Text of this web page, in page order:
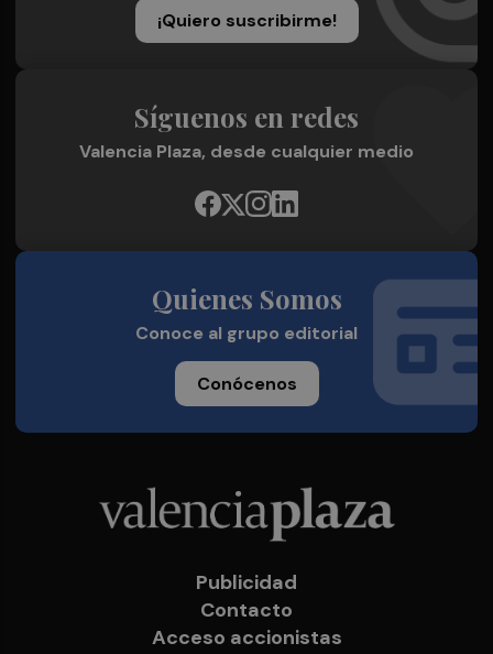
¡Quiero suscribirme!
Síguenos en redes
Valencia Plaza, desde cualquier medio
Quienes Somos
Conoce al grupo editorial
Conócenos
Publicidad
Contacto
Acceso accionistas